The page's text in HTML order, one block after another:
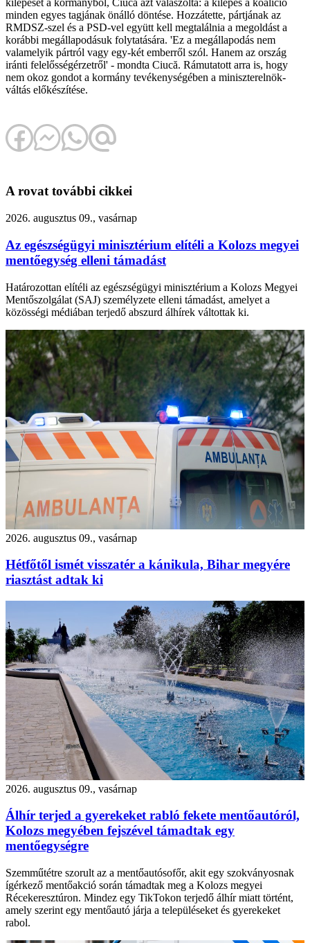
minden egyes tagjának önálló döntése. Hozzátette, pártjának az
RMDSZ-szel és a PSD-vel együtt kell megtalálnia a megoldást a
korábbi megállapodásuk folytatására. 'Ez a megállapodás nem
valamelyik pártról vagy egy-két emberről szól. Hanem az ország
iránti felelősségérzetről' - mondta Ciucă. Rámutatott arra is, hogy
nem okoz gondot a kormány tevékenységében a miniszterelnök-
váltás előkészítése.
A rovat további cikkei
2026. augusztus 09., vasárnap
Az egészségügyi minisztérium elítéli a Kolozs megyei
mentőegység elleni támadást
Határozottan elítéli az egészségügyi minisztérium a Kolozs Megyei
Mentőszolgálat (SAJ) személyzete elleni támadást, amelyet a
közösségi médiában terjedő abszurd álhírek váltottak ki.
2026. augusztus 09., vasárnap
Hétfőtől ismét visszatér a kánikula, Bihar megyére
riasztást adtak ki
2026. augusztus 09., vasárnap
Álhír terjed a gyerekeket rabló fekete mentőautóról,
Kolozs megyében fejszével támadtak egy
mentőegységre
Szemműtétre szorult az a mentőautósofőr, akit egy szokványosnak
ígérkező mentőakció során támadtak meg a Kolozs megyei
Récekeresztúron. Mindez egy TikTokon terjedő álhír miatt történt,
amely szerint egy mentőautó járja a településeket és gyerekeket
rabol.